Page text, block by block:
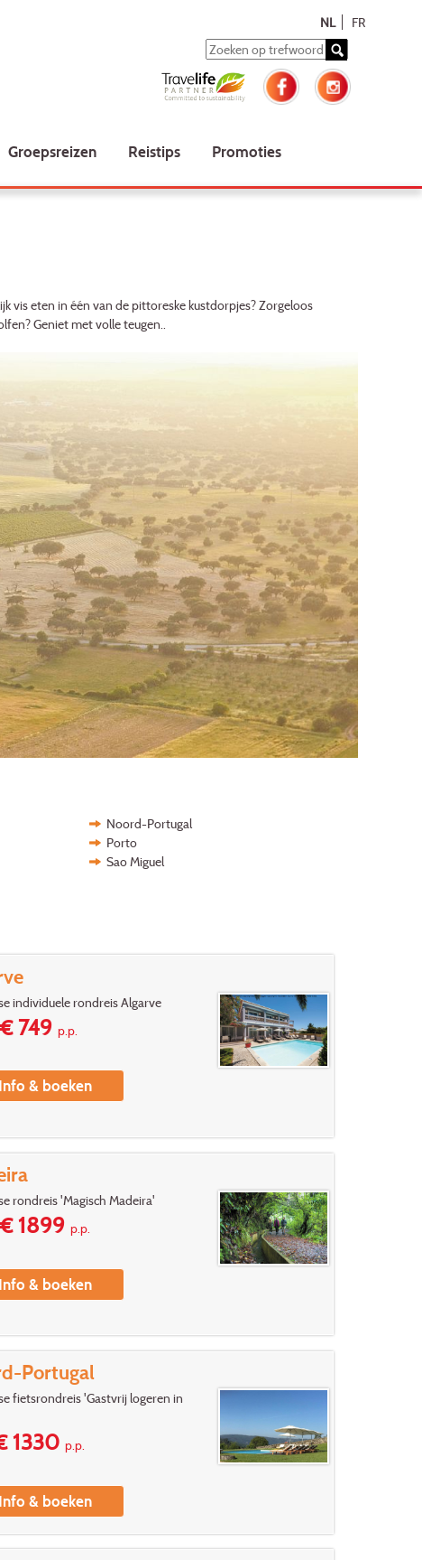
NL FR
Groepsreizen Reistips Promoties
vis eten in één van de pittoreske kustdorpjes? Zorgeloos
Geniet met volle teugen..
Noord-Portugal
Porto
Sao Miguel
individuele rondreis Algarve
749 p.p.
Info & boeken
rondreis 'Magisch Madeira'
1899 p.p.
Info & boeken
Portugal
fietsrondreis 'Gastvrij logeren in
1330 p.p.
Info & boeken
Publicaties Cadeaubon